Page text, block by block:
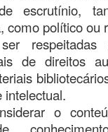
escrutínio,
como político ou
respeitadas
de direitos
intelectual.
o